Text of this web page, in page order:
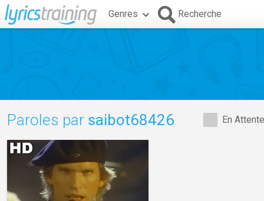
Genres Recherche
En
Paroles par saibot68426